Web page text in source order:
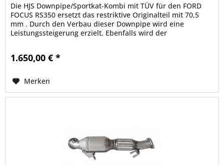
Die HJS Downpipe/Sportkat-Kombi mit TÜV für den FORD
FOCUS RS350 ersetzt das restriktive Originalteil mit 70,5
mm . Durch den Verbau dieser Downpipe wird eine
Leistungssteigerung erzielt. Ebenfalls wird der
1.650,00 € *
Merken